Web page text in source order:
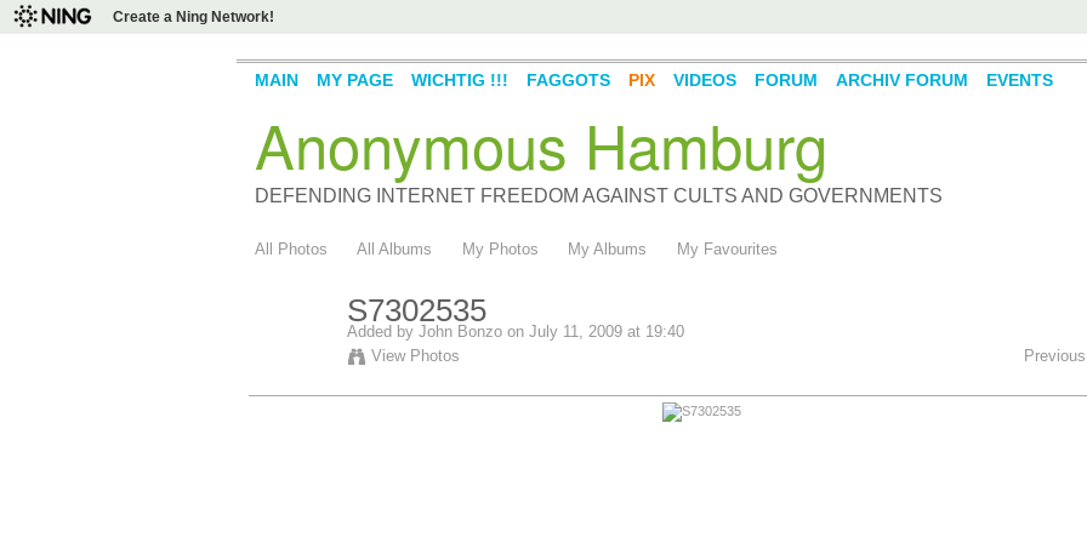
Create a Ning Network!
Anonymous Hamburg
DEFENDING INTERNET FREEDOM AGAINST CULTS AND GOVERNMENTS
MAIN MY PAGE WICHTIG !!! FAGGOTS PIX VIDEOS FORUM ARCHIV FORUM EVENTS
All Photos All Albums My Photos My Albums My Favourites
S7302535
Added by John Bonzoon July 11, 2009 at 19:40
View Photos
Previous